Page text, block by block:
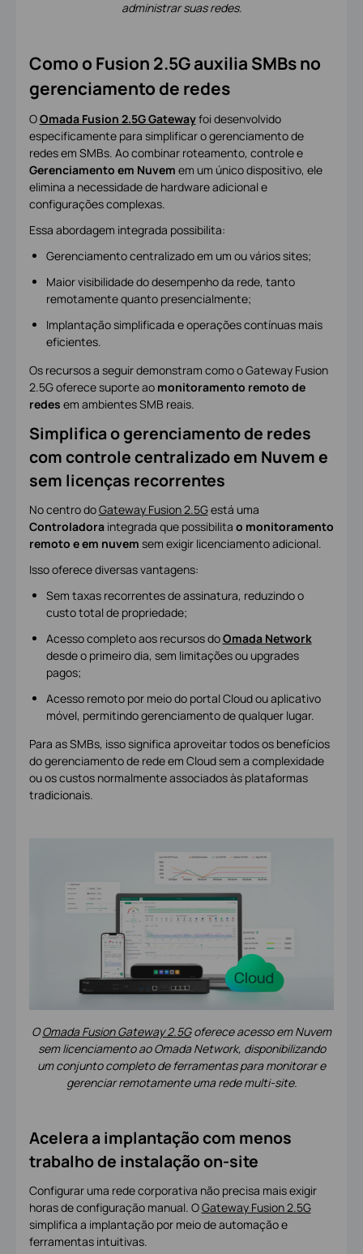
administrar suas redes.
Como o Fusion 2.5G auxilia SMBs no
gerenciamento de redes
OOmada Fusion 2.5G Gatewayfoi desenvolvido
especificamente para simplificar o gerenciamento de
redes em SMBs. Ao combinar roteamento, controle e
Gerenciamento em Nuvem em um único dispositivo, ele
elimina a necessidade de hardware adicional e
configurações complexas.
Essa abordagem integrada possibilita:
Gerenciamento centralizado em um ou vários sites;
Maior visibilidade do desempenho da rede, tanto
remotamente quanto presencialmente;
Implantação simplificada e operações contínuas mais
eficientes.
Os recursos a seguir demonstram como o Gateway Fusion
2.5G oferece suporte ao monitoramento remoto de
redes em ambientes SMB reais.
Simplifica o gerenciamento de redes
com controle centralizado em Nuvem e
sem licenças recorrentes
No centro doGateway Fusion 2.5Gestá uma
Controladora integrada que possibilita o monitoramento
remoto e em nuvem sem exigir licenciamento adicional.
Isso oferece diversas vantagens:
Sem taxas recorrentes de assinatura, reduzindo o
custo total de propriedade;
Acesso completo aos recursos doOmada Network
desde o primeiro dia, sem limitações ou upgrades
pagos;
Acesso remoto por meio do portal Cloud ou aplicativo
móvel, permitindo gerenciamento de qualquer lugar.
Para as SMBs, isso significa aproveitar todos os benefícios
do gerenciamento de rede em Cloud sem a complexidade
ou os custos normalmente associados às plataformas
tradicionais.
OOmada Fusion Gateway 2.5Goferece acesso em Nuvem
sem licenciamento ao Omada Network, disponibilizando
um conjunto completo de ferramentas para monitorar e
gerenciar remotamente uma rede multi-site.
Acelera a implantação com menos
trabalho de instalação on-site
Configurar uma rede corporativa não precisa mais exigir
horas de configuração manual. OGateway Fusion 2.5G
simplifica a implantação por meio de automação e
ferramentas intuitivas.